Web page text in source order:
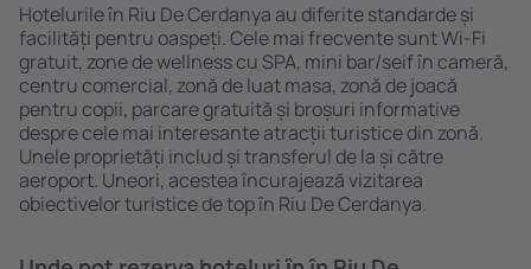
Hotelurile în Riu De Cerdanya au diferite standarde și
facilități pentru oaspeți. Cele mai frecvente sunt Wi-Fi
gratuit, zone de wellness cu SPA, mini bar/seif în cameră,
centru comercial, zonă de luat masa, zonă de joacă
pentru copii, parcare gratuită și broșuri informative
despre cele mai interesante atracții turistice din zonă.
Unele proprietăți includ și transferul de la și către
aeroport. Uneori, acestea încurajează vizitarea
obiectivelor turistice de top în Riu De Cerdanya.